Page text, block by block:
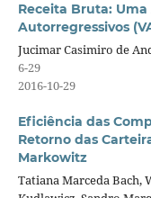
Receita Bruta:
Autorregressivos
Jucimar Casimiro de
6-29
2016-10-29
Eficiência das
Retorno das
Markowitz
Tatiana Marceda Bach,